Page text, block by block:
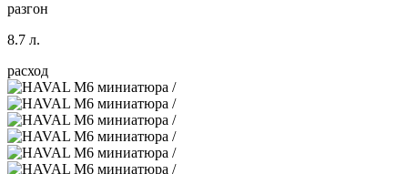
разгон
8.7 л.
расход